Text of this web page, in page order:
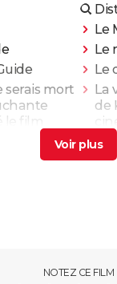
Le
Le
Le
serais mort
film
La
de
Camilla,
dans God
troisNOTEZ CE FILM